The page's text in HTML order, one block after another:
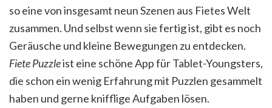
so eine von insgesamt neun Szenen aus Fietes Welt
zusammen. Und selbst wenn sie fertig ist, gibt es noch
Geräusche und kleine Bewegungen zu entdecken.
Fiete Puzzleist eine schöne App für Tablet-Youngsters,
die schon ein wenig Erfahrung mit Puzzlen gesammelt
haben und gerne knifflige Aufgaben lösen.